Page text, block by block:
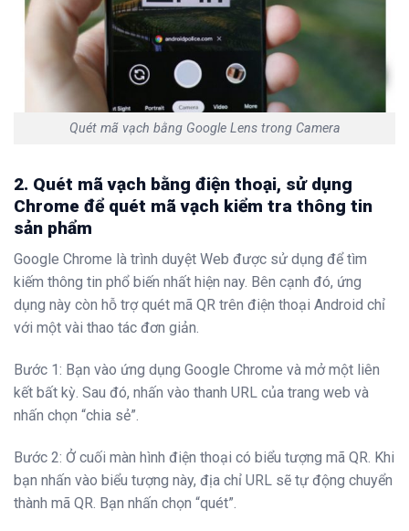
Quét mã vạch bằng Google Lens trong Camera
2. Quét mã vạch bằng điện thoại, sử dụng
Chrome để quét mã vạch kiểm tra thông tin
sản phẩm
Google Chrome là trình duyệt Web được sử dụng để tìm
kiếm thông tin phổ biến nhất hiện nay. Bên cạnh đó, ứng
dụng này còn hỗ trợ quét mã QR trên điện thoại Android chỉ
với một vài thao tác đơn giản.
Bước 1: Bạn vào ứng dụng Google Chrome và mở một liên
kết bất kỳ. Sau đó, nhấn vào thanh URL của trang web và
nhấn chọn “chia sẻ”.
Bước 2: Ở cuối màn hình điện thoại có biểu tượng mã QR. Khi
bạn nhấn vào biểu tượng này, địa chỉ URL sẽ tự động chuyển
thành mã QR. Bạn nhấn chọn “quét”.